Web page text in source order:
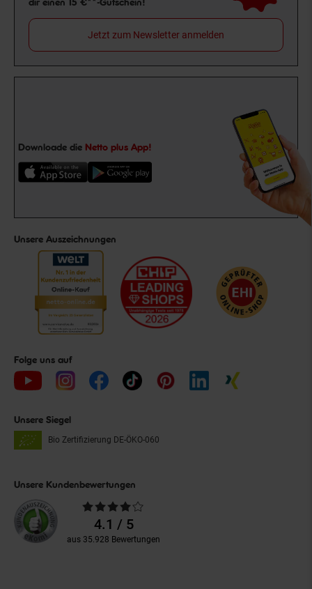
Jetzt zum Newsletter anmelden
Downloade die Netto plus App!
Unsere Auszeichnungen
Folge uns auf
Unsere Siegel
Bio Zertifizierung DE-ÖKO-060
Unsere Kundenbewertungen
Durchschnittliche
Bewertungen4.1 / 5
aus 35.928 Bewertungen